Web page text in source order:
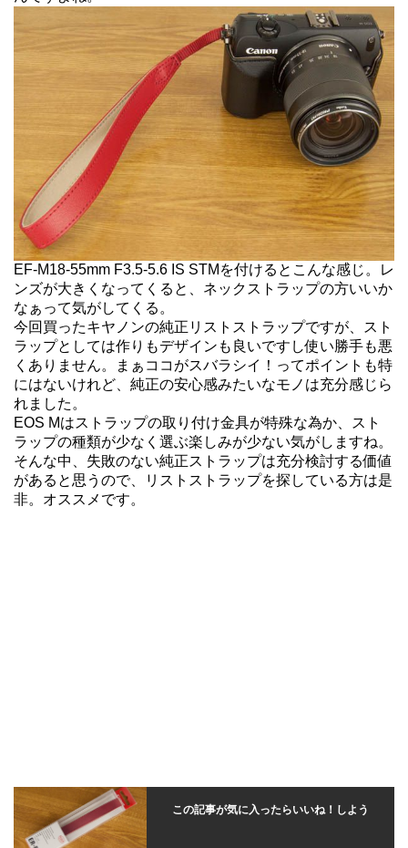
EF-M18-55mm F3.5-5.6 IS STMを付けるとこんな感じ。レ
ンズが大きくなってくると、ネックストラップの方いいか
なぁって気がしてくる。
今回買ったキヤノンの純正リストストラップですが、スト
ラップとしては作りもデザインも良いですし使い勝手も悪
くありません。まぁココがスバラシイ！ってポイントも特
にはないけれど、純正の安心感みたいなモノは充分感じら
れました。
EOS Mはストラップの取り付け金具が特殊な為か、スト
ラップの種類が少なく選ぶ楽しみが少ない気がしますね。
そんな中、失敗のない純正ストラップは充分検討する価値
があると思うので、リストストラップを探している方は是
非。オススメです。
この記事が気に入ったらいいね！しよう